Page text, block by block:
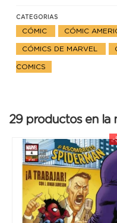
CATEGORIAS
CÓMIC CÓMIC
CÓMICS DE MARVEL
COMICS
29 productos en la
-